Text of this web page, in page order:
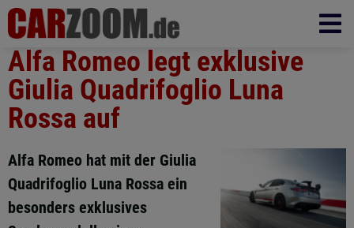
Alfa Romeo legt exklusive
Giulia Quadrifoglio Luna
Rossa auf
Alfa Romeo hat mit der Giulia
Quadrifoglio Luna Rossa ein
besonders exklusives